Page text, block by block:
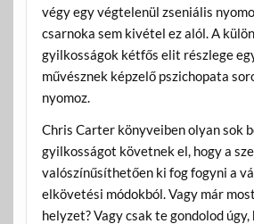
végy egy végtelenül zseniális
csarnoka sem kivétel ez alól. A
gyilkosságok kétfős elit részlege
művésznek képzelő pszichopata
nyomoz.
Chris Carter könyveiben olyan sok
gyilkosságot követnek el, hogy a
valószínűsíthetően ki fog fogyni a
elkövetési módokból. Vagy már
helyzet? Vagy csak te gondolod